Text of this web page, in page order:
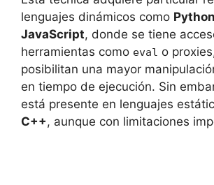
lenguajes dinámicos como Python
JavaScript, donde se tiene
herramientas como eval o
posibilitan una mayor
en tiempo de ejecución. Sin
está presente en lenguajes
C++, aunque con limitaciones